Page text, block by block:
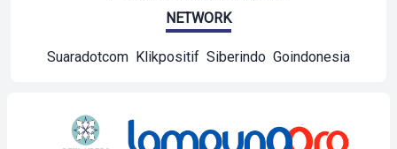
NETWORK
Suaradotcom Klikpositif Siberindo Goindonesia